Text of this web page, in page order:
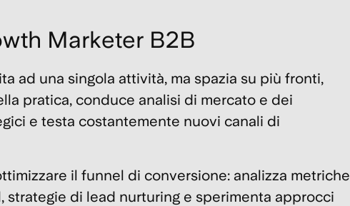
Marketer B2B
ad una singola attività, ma spazia su più fronti,
pratica, conduce analisi di mercato e dei
e testa costantemente nuovi canali di
il funnel di conversione: analizza metriche
strategie di lead nurturing e sperimenta approcci